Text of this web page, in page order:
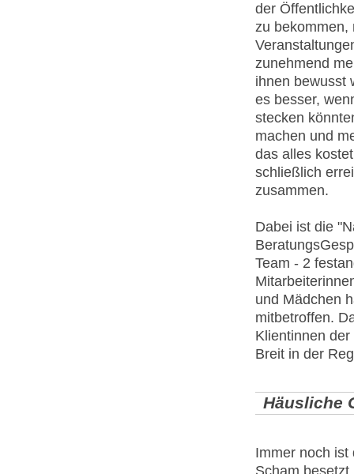
der
zu bekommen,
zunehmend
ihnen bewusst
es besser,
stecken
machen und
das alles
schließlich
zusammen.
Dabei ist die
Team - 2
und Mädchen
mitbetroffen.
Klientinnen
Breit in der
Häusliche
Immer noch ist
Scham